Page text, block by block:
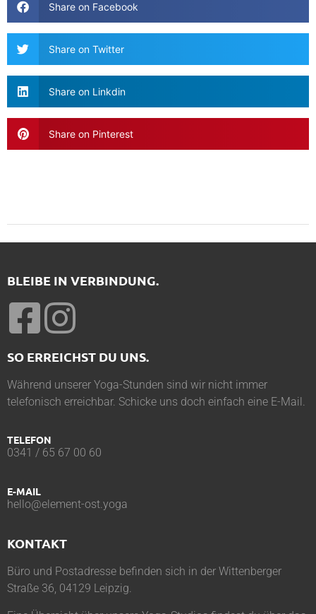
Share on Facebook
Share on Twitter
Share on Linkdin
Share on Pinterest
BLEIBE IN VERBINDUNG.
SO ERREICHST DU UNS.
Während unserer Yoga-Stunden sind wir nicht immer
telefonisch erreichbar. Schicke uns doch einfach eine E-Mail.
TELEFON
0341 / 65 67 00 60
E-MAIL
hello@element-ost.yoga
KONTAKT
Büro und Postadresse befinden sich in der Wittenberger
Straße 36, 04129 Leipzig.